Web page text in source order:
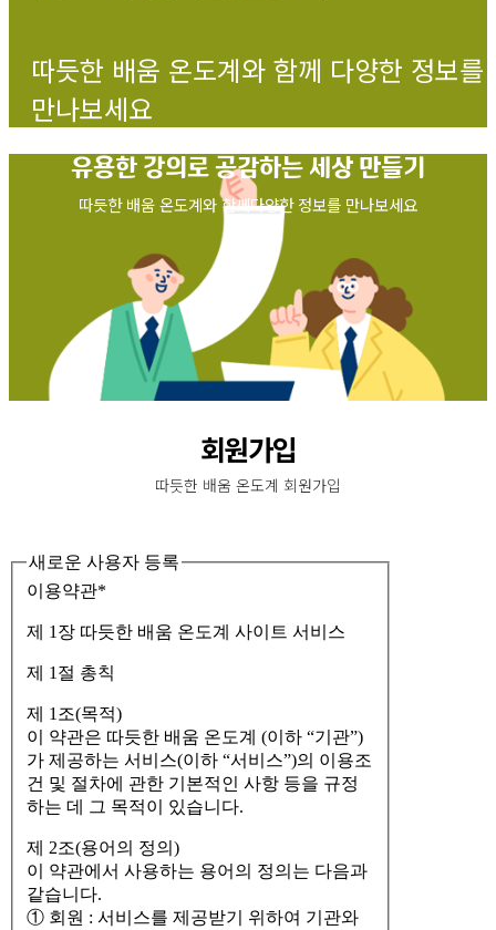
따듯한 배움 온도계와 함께 다양한 정보를
만나보세요
유용한 강의로 공감하는 세상 만들기
따듯한 배움 온도계와 함께다양한 정보를 만나보세요
회원가입
따듯한 배움 온도계 회원가입
새로운 사용자 등록
이용약관*
제 1장 따듯한 배움 온도계 사이트 서비스
제 1절 총칙
제 1조(목적)
이 약관은 따듯한 배움 온도계 (이하 “기관”)
가 제공하는 서비스(이하 “서비스”)의 이용조
건 및 절차에 관한 기본적인 사항 등을 규정
하는 데 그 목적이 있습니다.
제 2조(용어의 정의)
이 약관에서 사용하는 용어의 정의는 다음과
같습니다.
① 회원 : 서비스를 제공받기 위하여 기관와